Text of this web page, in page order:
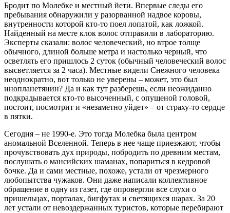
Бродит по Молебке и местный йети. Впервые следы его
пребывания обнаружили у разорванной надвое коровы,
внутренности которой кто-то поел лопатой, как ложкой.
Найденный на месте клок волос отправили в лабораторию.
Эксперты сказали: волос человеческий, но втрое толще
обычного, длиной больше метра и настолько черный, что
осветлять его пришлось 2 суток (обычный человеческий волос
высветляется за 2 часа). Местные видели Снежного человека
неоднократно, вот только не уверены – может, это был
инопланетянин? Да и как тут разберешь, если неожиданно
подкрадывается кто-то высоченный, с опущеной головой,
постоит, посмотрит и «незаметно уйдет» – от страху-то сердце
в пятки.
Сегодня – не 1990-е. Это тогда Молебка была центром
аномальной Вселенной. Теперь в нее чаще приезжают, чтобы
прочувствовать дух природы, побродить по древним местам,
послушать о мансийских шаманах, попариться в кедровой
бочке. Да и сами местные, похоже, устали от чрезмерного
любопытства чужаков. Они даже написали коллективное
обращение в одну из газет, где опровергли все слухи о
пришельцах, порталах, бигфутах и светящихся шарах. За 20
лет устали от невоздержанных туристов, которые перебирают